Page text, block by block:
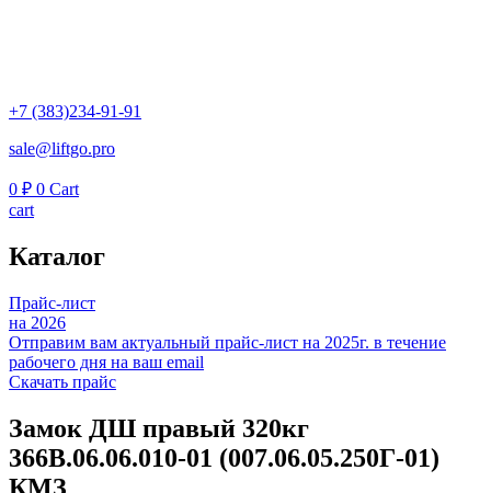
+7 (383)234-91-91
sale@liftgo.pro
0 ₽ 0 Cart
cart
Каталог
Прайс-лист
на 2026
Отправим вам актуальный прайс-лист на 2025г. в течение
рабочего дня на ваш email
Скачать прайс
Замок ДШ правый 320кг
366В.06.06.010-01 (007.06.05.250Г-01)
КМЗ